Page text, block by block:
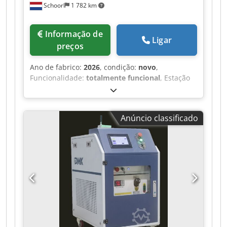
quaisquer questões ou informações adicionais,
Schoorl 1 782 km
preços
Ligar
Ano de fabrico: 2026, condição: novo,
Funcionalidade: totalmente funcional, Estação
de carregamento móvel de baterias –
Carregamento seguro sem riscos de incêndio
Estação de carregamento de baterias, para mais
informações Procura uma forma segura e flexível
de carregar as suas baterias de tração
(empilhadores, empilhadores de longo alcance,
transpaletas)? Esta estação de carregamento
móvel de baterias oferece a solução. Por que
escolher esta estação de carregamento?
Fácilmente móvel – a estação pode ser afastada
da parede e fica totalmente livre no espaço
durante o carregamento. Segurança contra
incêndios adicional – caso ocorra um incidente
Anúncio classificado